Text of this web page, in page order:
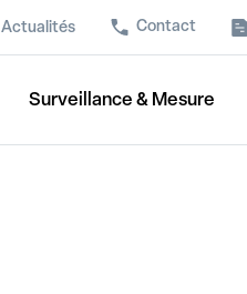
Actualités Contact
Surveillance & Mesure